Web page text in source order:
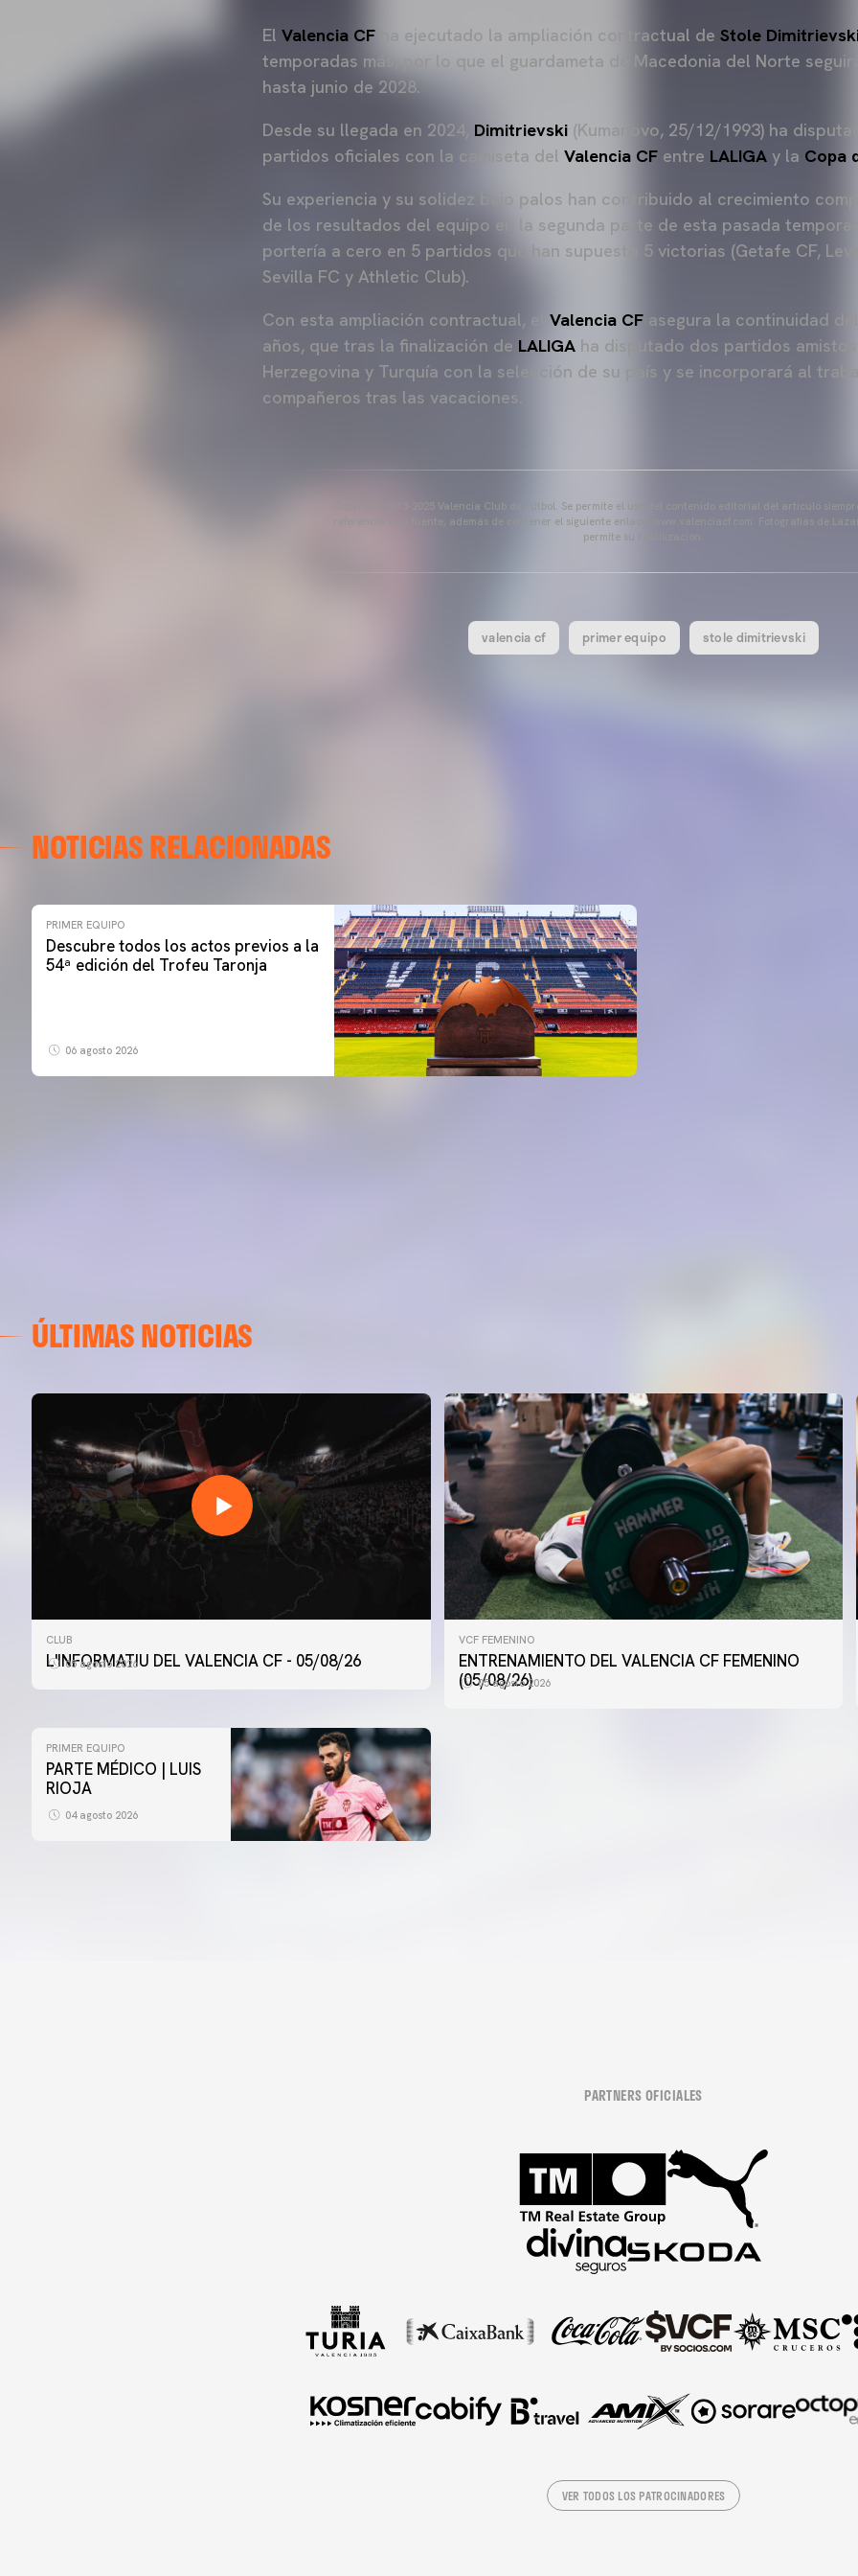
El Valencia CF ha ejecutado la ampliación contractual de Stole
temporadas más, por lo que el guardameta de Macedonia del Norte
hasta junio de 2028.
Desde su llegada en 2024, Dimitrievski (Kumanovo, 25/12/1993) ha
partidos oficiales con la camiseta del Valencia CF entre LALIGA y la Copa
Su experiencia y su solidez bajo palos han contribuido al crecimiento
de los resultados del equipo en la segunda parte de esta pasada
portería a cero en 5 partidos que han supuesto 5 victorias (Getafe CF,
Sevilla FC y Athletic Club).
Con esta ampliación contractual, el Valencia CF asegura la continuidad
años, que tras la finalización de LALIGA ha disputado dos partidos
Herzegovina y Turquía con la selección de su país y se incorporará al
compañeros tras las vacaciones.
Copyright 2013-2025 Valencia Club de Fútbol. Se permite el uso del contenido editorial del artículo
referencia a su fuente, además de contener el siguiente enlace: www.valenciacf.com. Fotografías de
permite su reutilización.
valencia cf primer equipo stole dimitrievski
NOTICIAS RELACIONADAS
PRIMER EQUIPO
Descubre todos los actos previos a la
54ª edición del Trofeu Taronja
06 agosto 2026
ÚLTIMAS NOTICIAS
CLUB
L'INFORMATIU DEL VALENCIA CF - 05/08/26
05 agosto 2026
VCF FEMENINO
ENTRENAMIENTO DEL VALENCIA CF FEMENINO
(05/08/26)
05 agosto 2026
PRIMER EQUIPO
PARTE MÉDICO | LUIS
RIOJA
04 agosto 2026
VCF FEMENINO
ENTRENAMIENTO DEL VALENCIA CF FEMENINO
(04/08/26)
PARTNERS OFICIALES
VER TODOS LOS PATROCINADORES